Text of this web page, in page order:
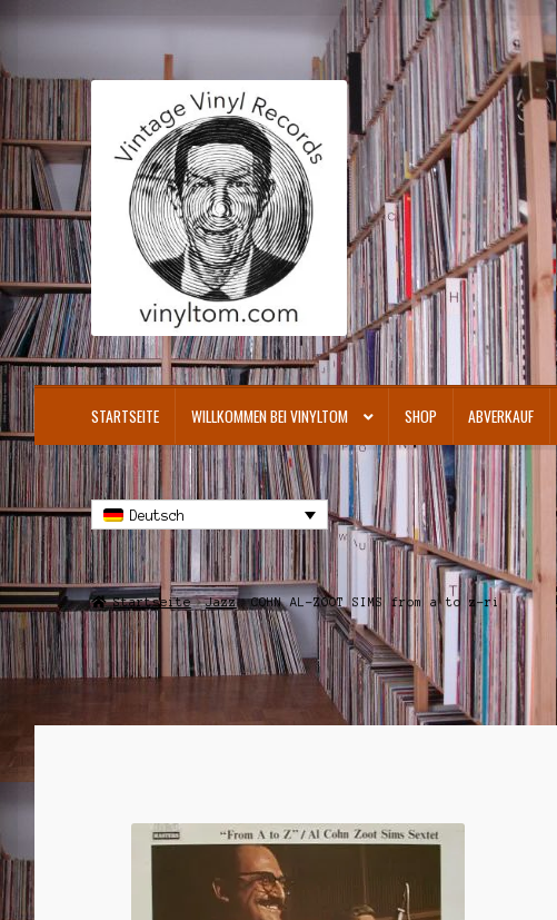
Zur
Navigation
springen
Zum
springen
STARTSEITE WILLKOMMEN BEI VINYLTOM SHOP ABVERKAUF
Deutsch
Startseite Jazz COHN AL-ZOOT SIMS from a to z-ri